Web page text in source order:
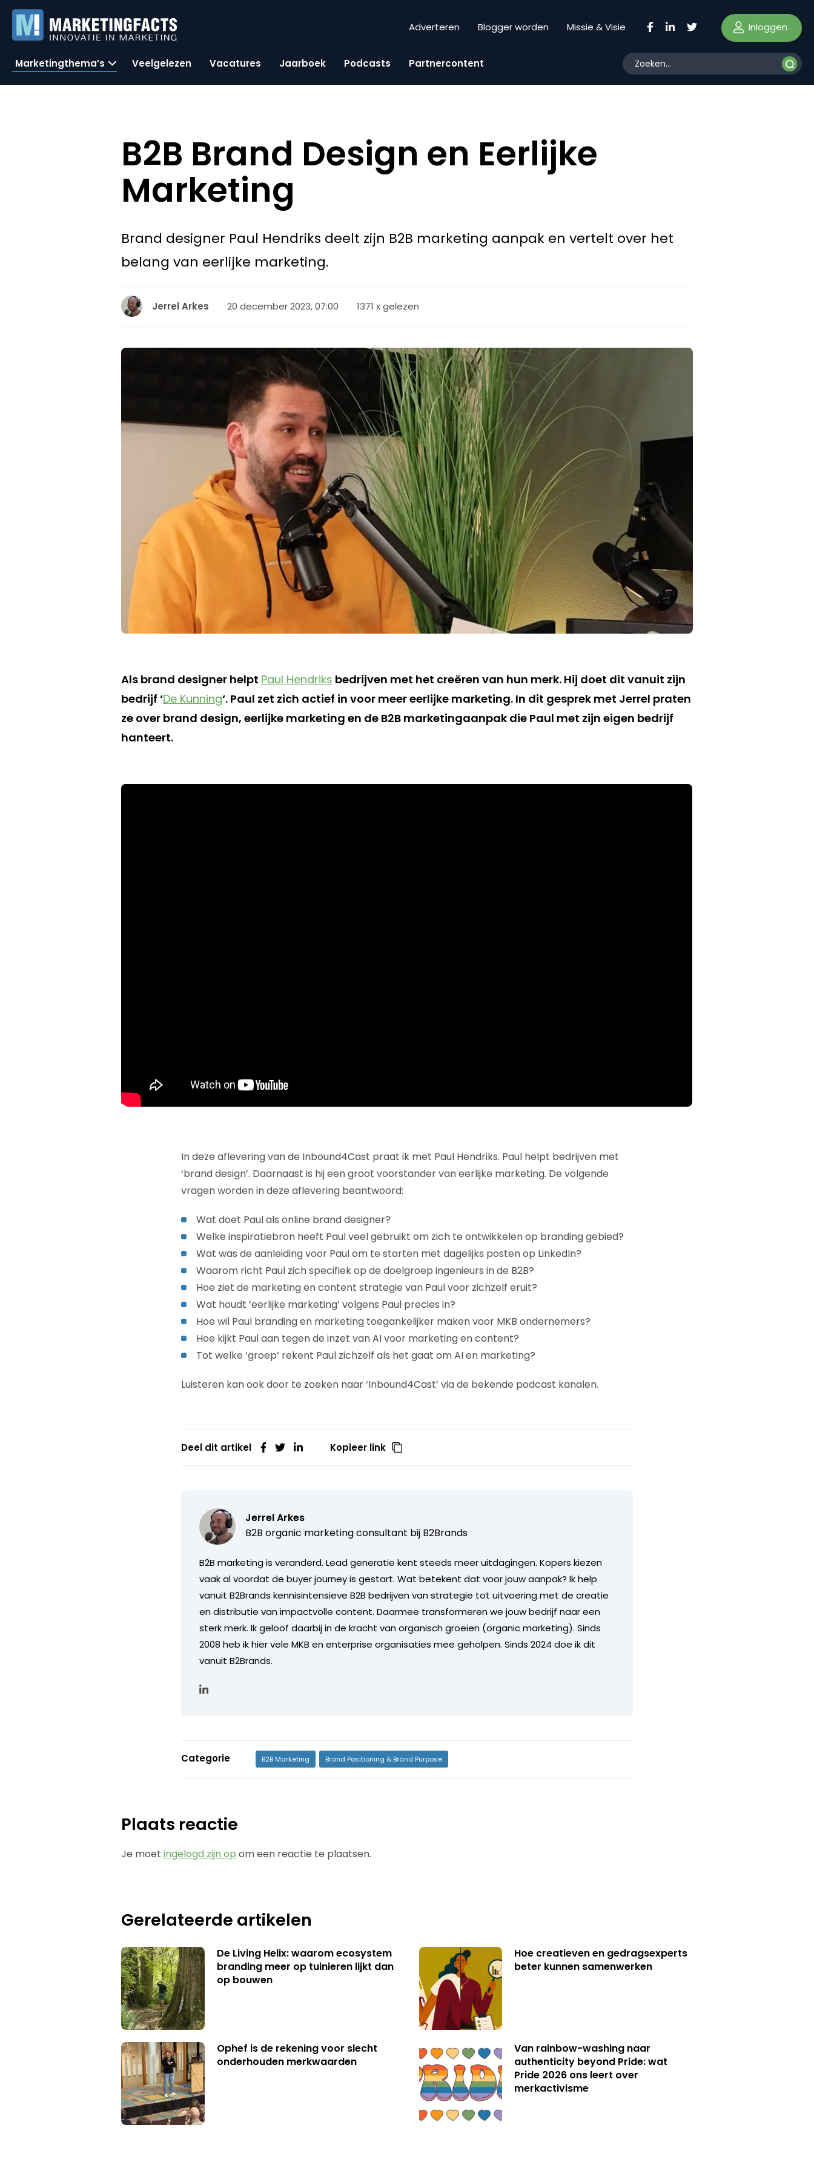
Adverteren Blogger worden Missie & Visie Inloggen
Marketingthema’s Veelgelezen Vacatures Jaarboek Podcasts Partnercontent
B2B Brand Design en Eerlijke
Marketing
Brand designer Paul Hendriks deelt zijn B2B marketing aanpak en vertelt over het
belang van eerlijke marketing.
Jerrel Arkes 20 december 2023, 07:00 1371 x gelezen
Als brand designer helpt Paul Hendriks bedrijven met het creëren van hun merk. Hij doet dit vanuit zijn
bedrijf ‘De Kunning‘. Paul zet zich actief in voor meer eerlijke marketing. In dit gesprek met Jerrel praten
ze over brand design, eerlijke marketing en de B2B marketingaanpak die Paul met zijn eigen bedrijf
hanteert.
In deze aflevering van de Inbound4Cast praat ik met Paul Hendriks. Paul helpt bedrijven met
‘brand design’. Daarnaast is hij een groot voorstander van eerlijke marketing. De volgende
vragen worden in deze aflevering beantwoord:
Wat doet Paul als online brand designer?
Welke inspiratiebron heeft Paul veel gebruikt om zich te ontwikkelen op branding gebied?
Wat was de aanleiding voor Paul om te starten met dagelijks posten op LinkedIn?
Waarom richt Paul zich specifiek op de doelgroep ingenieurs in de B2B?
Hoe ziet de marketing en content strategie van Paul voor zichzelf eruit?
Wat houdt ‘eerlijke marketing’ volgens Paul precies in?
Hoe wil Paul branding en marketing toegankelijker maken voor MKB ondernemers?
Hoe kijkt Paul aan tegen de inzet van AI voor marketing en content?
Tot welke ‘groep’ rekent Paul zichzelf als het gaat om AI en marketing?
Luisteren kan ook door te zoeken naar ‘Inbound4Cast’ via de bekende podcast kanalen.
Deel dit artikel Kopieer link
Jerrel Arkes
B2B organic marketing consultant bij B2Brands
B2B marketing is veranderd. Lead generatie kent steeds meer uitdagingen. Kopers kiezen
vaak al voordat de buyer journey is gestart. Wat betekent dat voor jouw aanpak? Ik help
vanuit B2Brands kennisintensieve B2B bedrijven van strategie tot uitvoering met de creatie
en distributie van impactvolle content. Daarmee transformeren we jouw bedrijf naar een
sterk merk. Ik geloof daarbij in de kracht van organisch groeien (organic marketing). Sinds
2008 heb ik hier vele MKB en enterprise organisaties mee geholpen. Sinds 2024 doe ik dit
vanuit B2Brands.
Categorie B2B Marketing Brand Positioning & Brand Purpose
Plaats reactie
Je moetingelogd zijn op om een reactie te plaatsen.
Gerelateerde artikelen
De Living Helix: waarom ecosystem
branding meer op tuinieren lijkt dan
op bouwen
Hoe creatieven en gedragsexperts
beter kunnen samenwerken
Ophef is de rekening voor slecht
onderhouden merkwaarden
Van rainbow-washing naar
authenticity beyond Pride: wat
Pride 2026 ons leert over
merkactivisme